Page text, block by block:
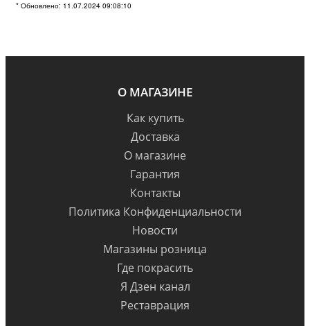
* Обновлено: 11.07.2024 09:08:10
О МАГАЗИНЕ
Как купить
Доставка
О магазине
Гарантия
Контакты
Политика Конфиденциальности
Новости
Магазины розница
Где покрасить
Я Дзен канал
Реставрация